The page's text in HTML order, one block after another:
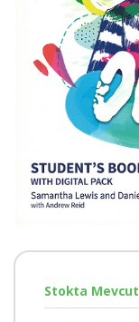
Stokta Mevcut